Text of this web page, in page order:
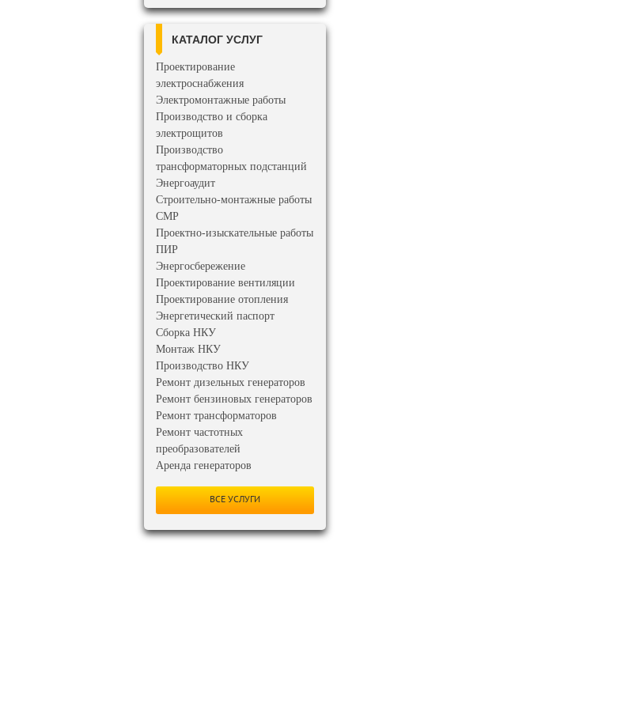
КАТАЛОГ УСЛУГ
Проектирование
электроснабжения
Электромонтажные работы
Производство и сборка
электрощитов
Производство
трансформаторных подстанций
Энергоаудит
Строительно-монтажные работы
СМР
Проектно-изыскательные работы
ПИР
Энергосбережение
Проектирование вентиляции
Проектирование отопления
Энергетический паспорт
Сборка НКУ
Монтаж НКУ
Производство НКУ
Ремонт дизельных генераторов
Ремонт бензиновых генераторов
Ремонт трансформаторов
Ремонт частотных
преобразователей
Аренда генераторов
ВСЕ УСЛУГИ